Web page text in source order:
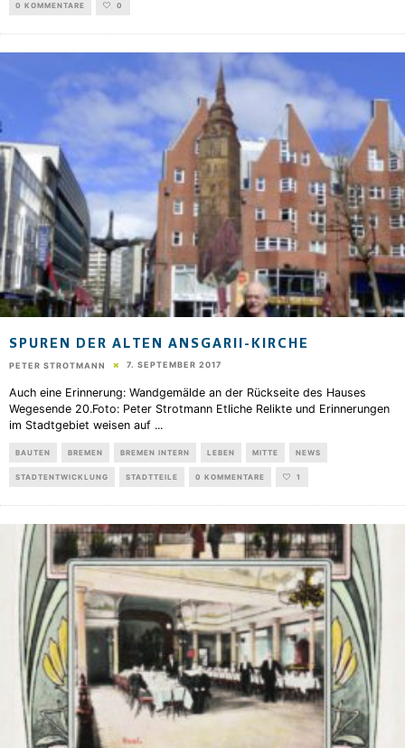
0 KOMMENTARE 0
SPUREN DER ALTEN ANSGARII-KIRCHE
PETER STROTMANN 7. SEPTEMBER 2017
Auch eine Erinnerung: Wandgemälde an der Rückseite des Hauses
Wegesende 20.Foto: Peter Strotmann Etliche Relikte und Erinnerungen
im Stadtgebiet weisen auf ...
BAUTEN BREMEN BREMEN INTERN LEBEN MITTE NEWS
STADTENTWICKLUNG STADTTEILE 0 KOMMENTARE 1